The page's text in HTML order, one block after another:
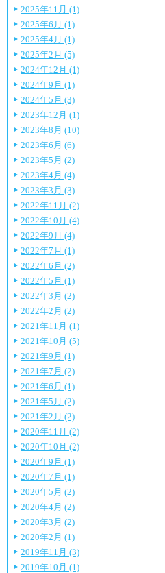
2025年11月 (1)
2025年6月 (1)
2025年4月 (1)
2025年2月 (5)
2024年12月 (1)
2024年9月 (1)
2024年5月 (3)
2023年12月 (1)
2023年8月 (10)
2023年6月 (6)
2023年5月 (2)
2023年4月 (4)
2023年3月 (3)
2022年11月 (2)
2022年10月 (4)
2022年9月 (4)
2022年7月 (1)
2022年6月 (2)
2022年5月 (1)
2022年3月 (2)
2022年2月 (2)
2021年11月 (1)
2021年10月 (5)
2021年9月 (1)
2021年7月 (2)
2021年6月 (1)
2021年5月 (2)
2021年2月 (2)
2020年11月 (2)
2020年10月 (2)
2020年9月 (1)
2020年7月 (1)
2020年5月 (2)
2020年4月 (2)
2020年3月 (2)
2020年2月 (1)
2019年11月 (3)
2019年10月 (1)